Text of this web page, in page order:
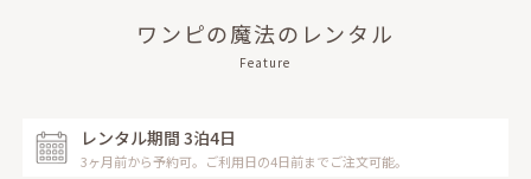
ワンピの魔法のレンタル
Feature
レンタル期間 3泊4日
3ヶ月前から予約可。ご利用日の4日前までご注文可能。